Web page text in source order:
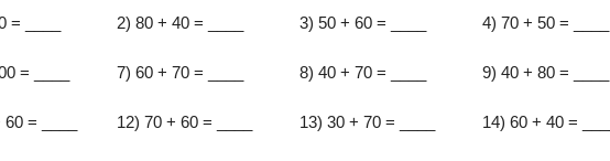
= ____
2) 80 + 40 = ____ 3) 50 + 60 = ____ 4) 70 + 50 = ____
= ____ 7) 60 + 70 = ____ 8) 40 + 70 = ____ 9) 40 + 80 = ____
= ____ 12) 70 + 60 = ____ 13) 30 + 70 = ____ 14) 60 + 40 = ____